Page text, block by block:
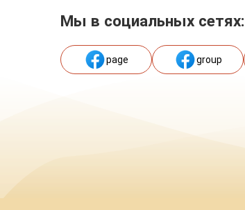
Мы в социальных сетях:
page group